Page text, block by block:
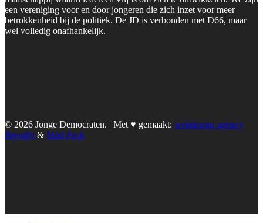
een vereniging voor en door jongeren die zich inzet voor meer
betrokkenheid bij de politiek. De JD is verbonden met D66, maar
wel volledig onafhankelijk.
© 2026 Jonge Democraten. | Met ♥︎ gemaakt: webdesign agency
Brendly & Mad Pack